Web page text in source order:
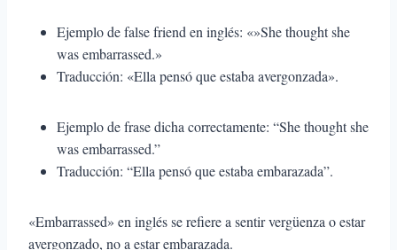
Ejemplo de false friend en inglés: «»She thought she
was embarrassed.»
Traducción: «Ella pensó que estaba avergonzada».
Ejemplo de frase dicha correctamente: “She thought she
was embarrassed.”
Traducción: “Ella pensó que estaba embarazada”.
«Embarrassed» en inglés se refiere a sentir vergüenza o estar
avergonzado, no a estar embarazada.